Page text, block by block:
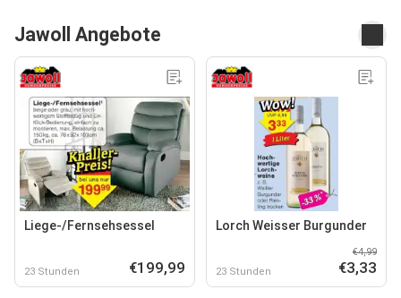
Jawoll Angebote
Liege-/Fernsehsessel
23 Stunden €199,99
Lorch Weisser Burgunder
23 Stunden
€4,99
€3,33